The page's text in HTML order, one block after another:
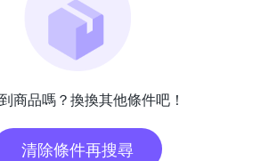
商品嗎？換換其他條件吧！
清除條件再搜尋